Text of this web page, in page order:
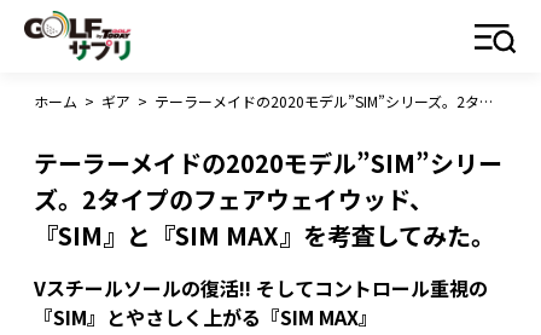
ホーム > ギア > テーラーメイドの2020モデル”SIM”シリーズ。2タイプのフェアウェイウッド、『SIM』と『SIM MAX』を考査してみた。
テーラーメイドの2020モデル”SIM”シリー
ズ。2タイプのフェアウェイウッド、
『SIM』と『SIM MAX』を考査してみた。
Vスチールソールの復活!! そしてコントロール重視の
『SIM』とやさしく上がる『SIM MAX』